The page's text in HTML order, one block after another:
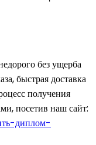
без ущерба
быстрая доставка
получения
посетив наш сайт:
диплом-